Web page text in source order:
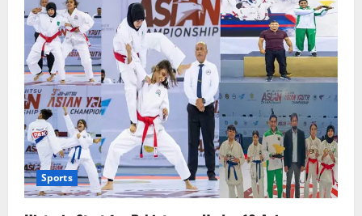
کاشف
مرزا
Sports